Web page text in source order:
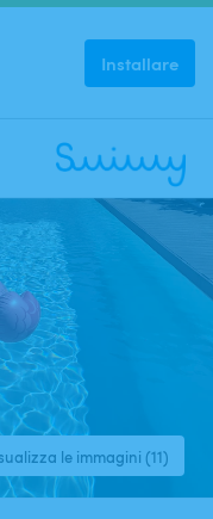
Installare
CHIUDI
le immagini (11)